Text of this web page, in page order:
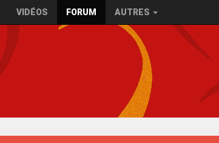
VIDÉOS FORUM AUTRES